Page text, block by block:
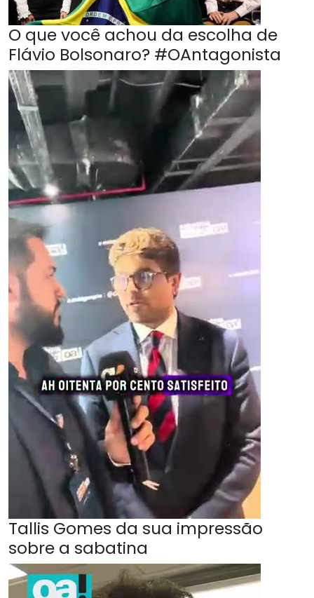
O que você achou da escolha de
Flávio Bolsonaro? #OAntagonista
Tallis Gomes da sua impressão
sobre a sabatina